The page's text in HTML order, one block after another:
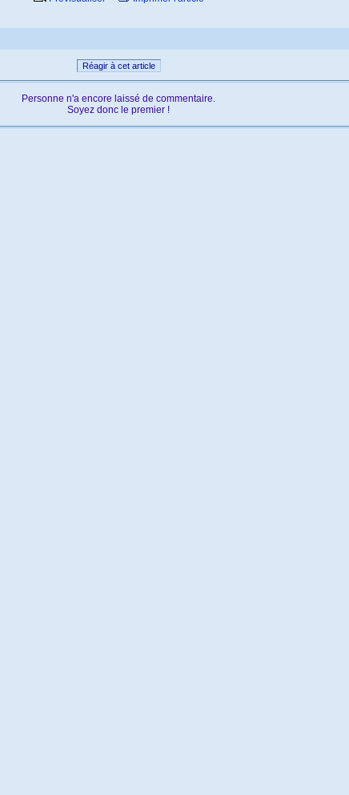
Réagir à cet article
Personne n'a encore laissé de commentaire.
Soyez donc le premier !